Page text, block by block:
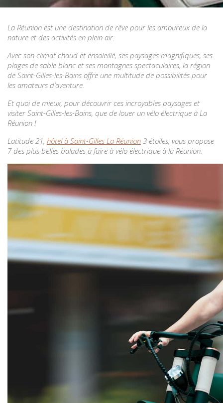
La Réunion est une destination de rêve pour les amoureux de la
nature et des activités en plein air.
Avec son climat chaud et ensoleillé, ses paysages magnifiques, ses
plages de sable blanc et ses montagnes spectaculaires, la région
de Saint-Gilles-les-Bains offre une multitude de possibilités pour
les amateurs d’aventure.
Et quoi de mieux, pour découvrir ces incroyables paysages et
visiter Saint-Gilles-les-Bains, que de louer un vélo électrique à La
Réunion !
Latitude 21, hôtel à Saint-Gilles La Réunion 3 étoiles, vous propose
7 des plus belles balades à faire à vélo électrique à la Réunion.